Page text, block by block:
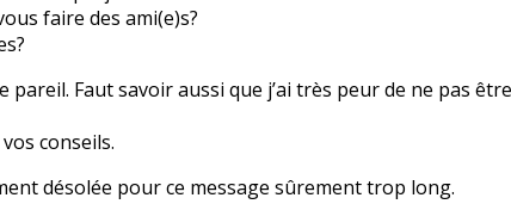
faire des ami(e)s?
Faut savoir aussi que j’ai très peur de ne pas
conseils.
désolée pour ce message sûrement trop long.